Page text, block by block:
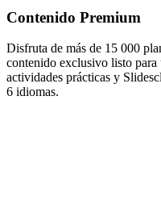
Contenido Premium
Disfruta de más de 15 000
contenido exclusivo listo para
actividades prácticas y
6 idiomas.